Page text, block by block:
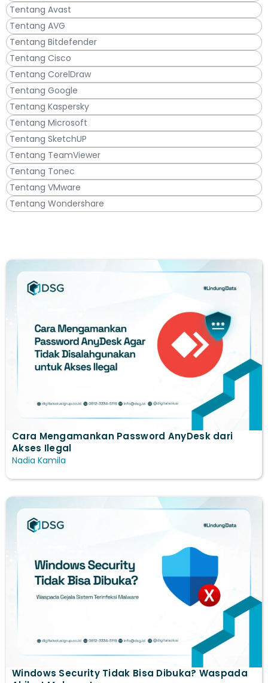
Tentang Avast
Tentang AVG
Tentang Bitdefender
Tentang Cisco
Tentang CorelDraw
Tentang Google
Tentang Kaspersky
Tentang Microsoft
Tentang SketchUP
Tentang TeamViewer
Tentang Tonec
Tentang VMware
Tentang Wondershare
Cara Mengamankan Password AnyDesk dari
Akses Ilegal
Nadia Kamila
Windows Security Tidak Bisa Dibuka? Waspada